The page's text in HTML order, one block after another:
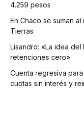
4.259 pesos
En Chaco se suman
Tierras
Lisandro: «La idea
retenciones cero»
Cuenta regresiva
cuotas sin interés y